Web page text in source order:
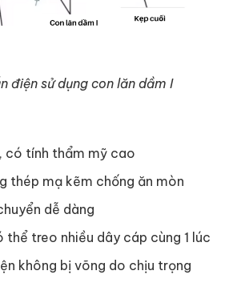
điện sử dụng con lăn dầm I
có tính thẩm mỹ cao
thép mạ kẽm chống ăn mòn
dễ dàng
thể treo nhiều dây cáp cùng 1 lúc
không bị võng do chịu trọng